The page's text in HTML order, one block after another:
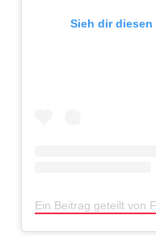
Sieh dir diesen
Ein Beitrag geteilt von